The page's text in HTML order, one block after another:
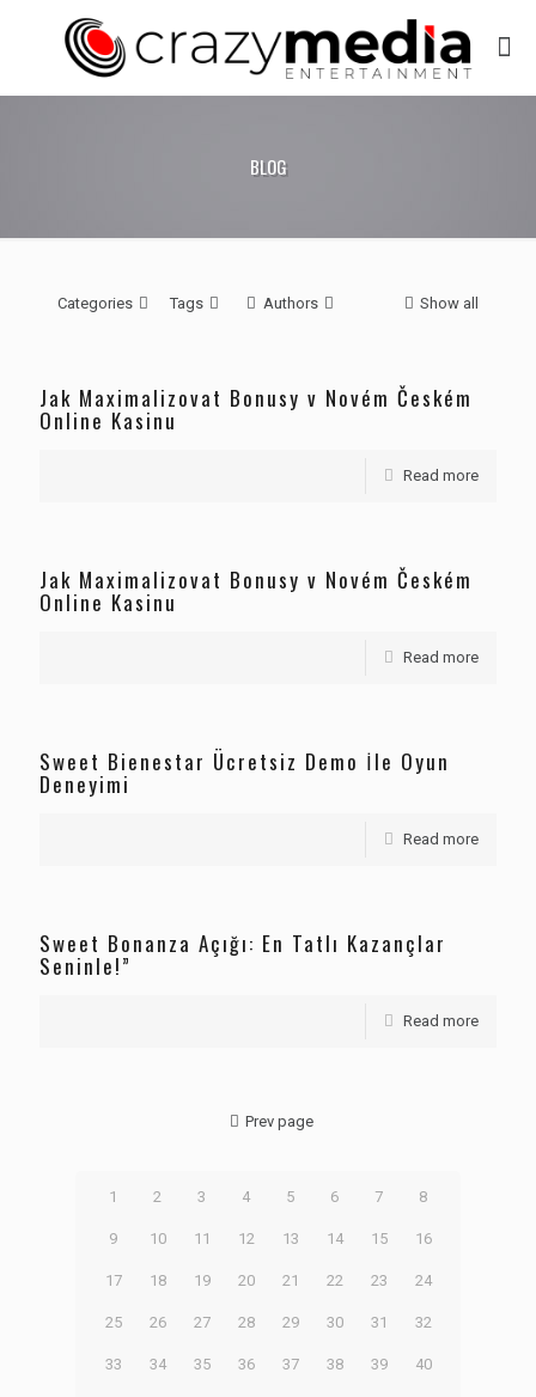
BLOG
Categories Tags Authors Show all
Jak Maximalizovat Bonusy v Novém Českém
Online Kasinu
Read more
Jak Maximalizovat Bonusy v Novém Českém
Online Kasinu
Read more
Sweet Bienestar Ücretsiz Demo İle Oyun
Deneyimi
Read more
Sweet Bonanza Açığı: En Tatlı Kazançlar
Seninle!”
Read more
Prev page
1 2 3 4 5 6 7 8
9 10 11 12 13 14 15 16
17 18 19 20 21 22 23 24
25 26 27 28 29 30 31 32
33 34 35 36 37 38 39 40